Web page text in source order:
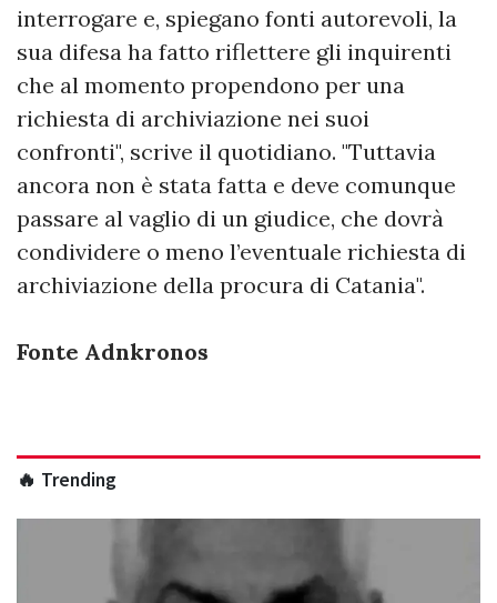
interrogare e, spiegano fonti autorevoli, la
sua difesa ha fatto riflettere gli inquirenti
che al momento propendono per una
richiesta di archiviazione nei suoi
confronti", scrive il quotidiano. "Tuttavia
ancora non è stata fatta e deve comunque
passare al vaglio di un giudice, che dovrà
condividere o meno l’eventuale richiesta di
archiviazione della procura di Catania".
Fonte Adnkronos
🔥 Trending